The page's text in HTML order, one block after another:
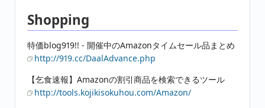
Shopping
特価blog919!! - 開催中のAmazonタイムセール品まとめ
http://919.cc/DaalAdvance.php
【乞食速報】Amazonの割引商品を検索できるツール
http://tools.kojikisokuhou.com/Amazon/